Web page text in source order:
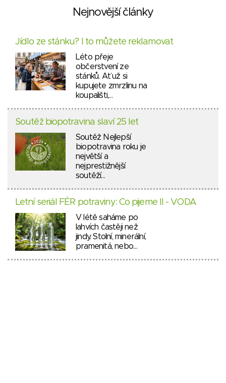
Nejnovější články
Jídlo ze stánku? I to můžete reklamovat
Léto přeje
občerstvení ze
stánků. Ať už si
kupujete zmrzlinu na
koupališti,…
Soutěž biopotravina slaví 25 let
Soutěž Nejlepší
biopotravina roku je
největší a
nejprestižnější
soutěží…
Letní seriál FÉR potraviny: Co pijeme II - VODA
V létě saháme po
lahvích častěji než
jindy. Stolní, minerální,
pramenitá, nebo…